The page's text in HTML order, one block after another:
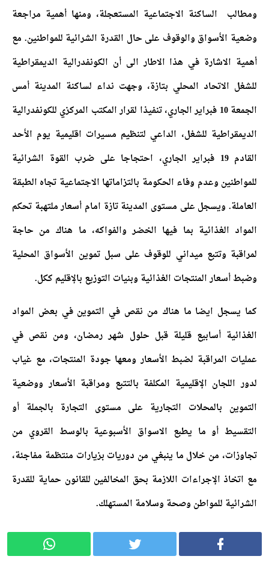
ومطالب الساكنة الاجتماعية المستعجلة، ومنها أهمية مراجعة
وضعية الأسواق والوقوف على حال القدرة الشرائية للمواطنين. مع
أهمية الاشارة في هذا الاطار الى أن الكونفدرالية الديمقراطية
للشغل الاتحاد المحلي بتازة، وجهت نداء لساكنة المدينة أمس
الجمعة 10 فبراير الجاري، تنفيذا لقرار المكتب المركزي للكونفدرالية
الديمقراطية للشغل، الداعي لتنظيم مسيرات اقليمية يوم الأحد
القادم 19 فبراير الجاري، احتجاجا على ضرب القوة الشرائية
للمواطنين وعدم وفاء الحكومة بالتزاماتها الاجتماعية تجاه الطبقة
العاملة. ويسجل على مستوى المدينة تازة امام أسعار ملتهبة تحكم
المواد الغذائية بما فيها الخضر والفواكه، ما هناك من حاجة
لمراقبة وتتبع ميداني للوقوف على سبل تموين الأسواق المحلية
وضبط أسعار المنتجات الغذائية وبنيات التوزيع بالإقليم ككل.
كما يسجل ايضا ما هناك من نقص في التموين في بعض المواد
الغذائية أسابيع قليلة قبل حلول شهر رمضان، ومن نقص في
عمليات المراقبة لضبط الأسعار ومعها جودة المنتجات، مع غياب
لدور اللجان الإقليمية المكلفة بالتتبع ومراقبة الأسعار ووضعية
التموين بالمحلات التجارية على مستوى التجارة بالجملة أو
التقسيط أو ما يطبع الاسواق الأسبوعية بالوسط القروي من
تجاوزات، من خلال ما ينبغي من دوريات بزيارات منتظمة مفاجئة،
مع اتخاذ الإجراءات اللازمة بحق المخالفين للقانون حماية للقدرة
الشرائية للمواطن وصحة وسلامة المستهلك.